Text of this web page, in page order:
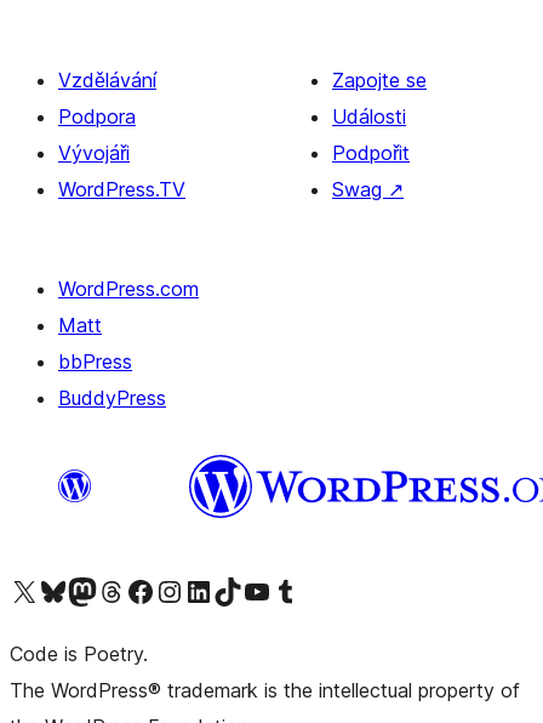
Vzdělávání
Podpora
Vývojáři
WordPress.TV
Zapojte se
Události
Podpořit
Swag ↗
WordPress.com
Matt
bbPress
BuddyPress
Navštivte náš účet na X (dříve Twitter)
Navštivte náš Bluesky účetNavštivte náš účet Mastodon
Navštivte náš Threads účetNavštivte naši stránku na Facebooku
Navštivte náš Instagram účetNavštivte náš LinkedIn účetNavštivte náš TikTok účetNavštivte náš YouTube kanálNavštivte náš Tumblr účet
Code is Poetry.
The WordPress® trademark is the intellectual property of